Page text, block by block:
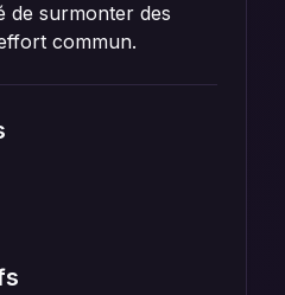
de surmonter des
commun.